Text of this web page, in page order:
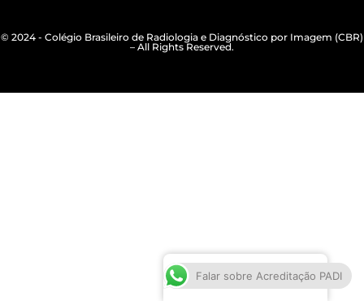
© 2024 - Colégio Brasileiro de Radiologia e Diagnóstico por Imagem (CBR)
– All Rights Reserved.
Português do Brasil
Falar sobre Acreditação PADI